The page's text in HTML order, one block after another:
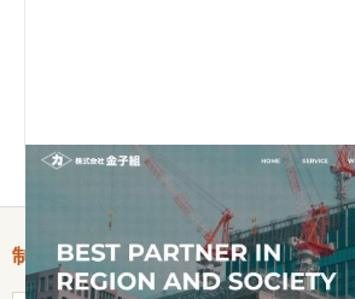
制作情報